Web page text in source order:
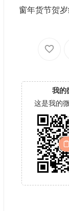
窗年货节贺
我的
这是我的